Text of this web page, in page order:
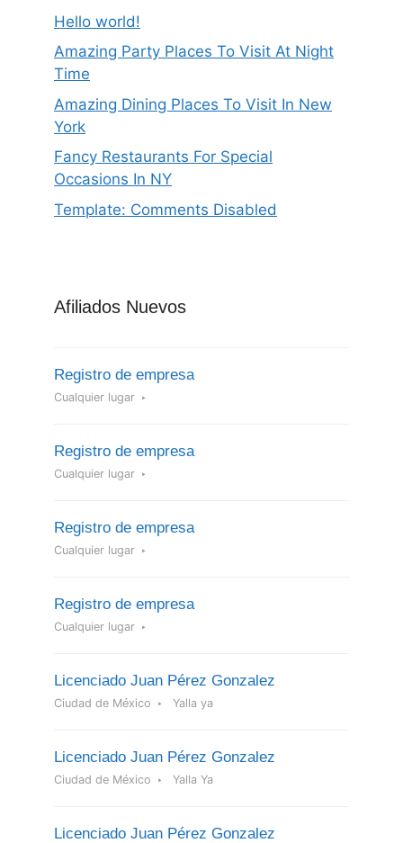
Hello world!
Amazing Party Places To Visit At Night
Time
Amazing Dining Places To Visit In New
York
Fancy Restaurants For Special
Occasions In NY
Template: Comments Disabled
Afiliados Nuevos
Registro de empresa
Cualquier lugar
Registro de empresa
Cualquier lugar
Registro de empresa
Cualquier lugar
Registro de empresa
Cualquier lugar
Licenciado Juan Pérez Gonzalez
Ciudad de México Yalla ya
Licenciado Juan Pérez Gonzalez
Ciudad de México Yalla Ya
Licenciado Juan Pérez Gonzalez